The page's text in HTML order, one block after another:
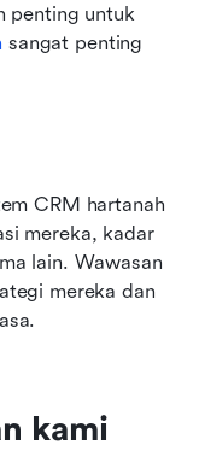
penting untuk
sangat penting
CRM hartanah
mereka, kadar
lain. Wawasan
mereka dan
kami